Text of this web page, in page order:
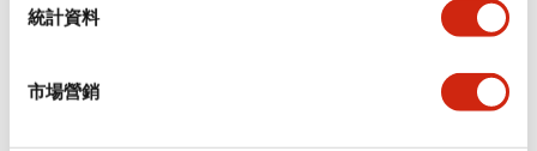
統計資料
市場營銷
環境規範
機械規格